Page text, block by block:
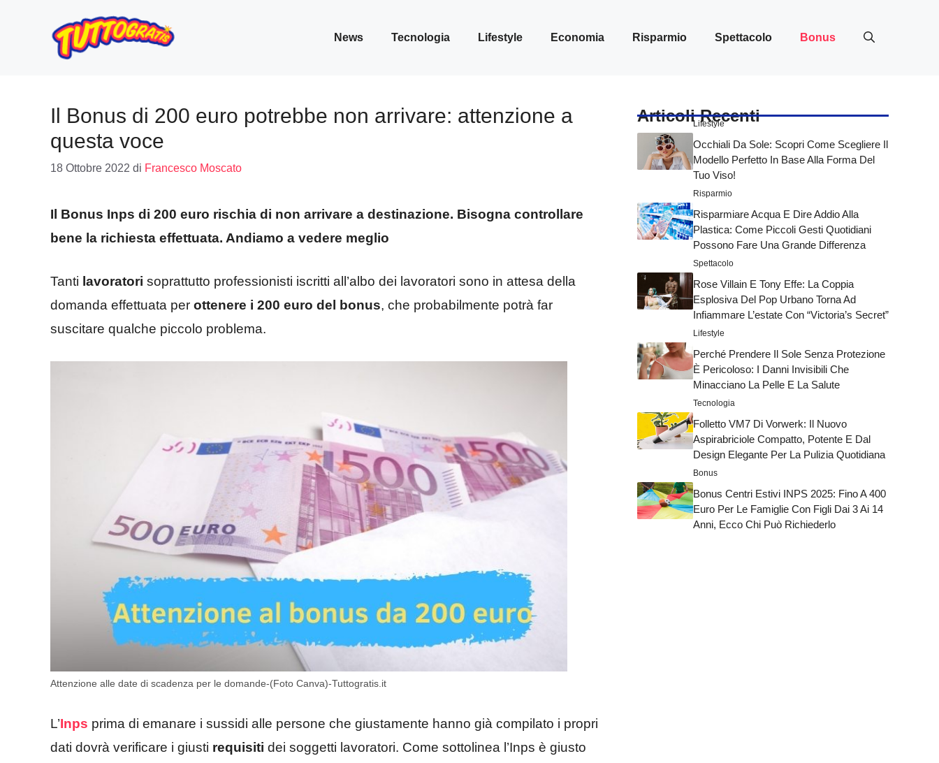
contenuto
News Tecnologia Lifestyle Economia Risparmio Spettacolo Bonus
Il Bonus di 200 euro potrebbe non arrivare: attenzione a
questa voce
18 Ottobre 2022 di Francesco Moscato
Il Bonus Inps di 200 euro rischia di non arrivare a destinazione. Bisogna controllare
bene la richiesta effettuata. Andiamo a vedere meglio
Tanti lavoratori soprattutto professionisti iscritti all’albo dei lavoratori sono in attesa della
domanda effettuata per ottenere i 200 euro del bonus, che probabilmente potrà far
suscitare qualche piccolo problema.
Attenzione alle date di scadenza per le domande-(Foto Canva)-Tuttogratis.it
L’Inps prima di emanare i sussidi alle persone che giustamente hanno già compilato i propri
dati dovrà verificare i giusti requisiti dei soggetti lavoratori. Come sottolinea l’Inps è giusto
Articoli Recenti
Lifestyle
Occhiali Da Sole: Scopri Come Scegliere Il
Modello Perfetto In Base Alla Forma Del
Tuo Viso!
Risparmio
Risparmiare Acqua E Dire Addio Alla
Plastica: Come Piccoli Gesti Quotidiani
Possono Fare Una Grande Differenza
Spettacolo
Rose Villain E Tony Effe: La Coppia
Esplosiva Del Pop Urbano Torna Ad
Infiammare L’estate Con “Victoria’s Secret”
Lifestyle
Perché Prendere Il Sole Senza Protezione
È Pericoloso: I Danni Invisibili Che
Minacciano La Pelle E La Salute
Tecnologia
Folletto VM7 Di Vorwerk: Il Nuovo
Aspirabriciole Compatto, Potente E Dal
Design Elegante Per La Pulizia Quotidiana
Bonus
Bonus Centri Estivi INPS 2025: Fino A 400
Euro Per Le Famiglie Con Figli Dai 3 Ai 14
Anni, Ecco Chi Può Richiederlo